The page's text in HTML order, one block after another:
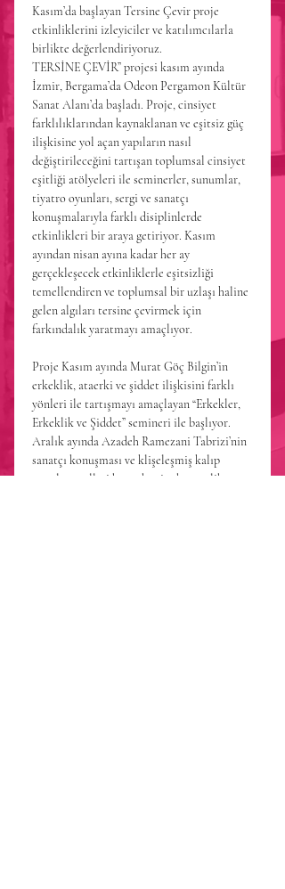
Kasım’da başlayan Tersine Çevir proje
etkinliklerini izleyiciler ve katılımcılarla
birlikte değerlendiriyoruz.
TERSİNE ÇEVİR” projesi kasım ayında
İzmir, Bergama’da Odeon Pergamon Kültür
Sanat Alanı’da başladı. Proje, cinsiyet
farklılıklarından kaynaklanan ve eşitsiz güç
ilişkisine yol açan yapıların nasıl
değiştirileceğini tartışan toplumsal cinsiyet
eşitliği atölyeleri ile seminerler, sunumlar,
tiyatro oyunları, sergi ve sanatçı
konuşmalarıyla farklı disiplinlerde
etkinlikleri bir araya getiriyor. Kasım
ayından nisan ayına kadar her ay
gerçekleşecek etkinliklerle eşitsizliği
temellendiren ve toplumsal bir uzlaşı haline
gelen algıları tersine çevirmek için
farkındalık yaratmayı amaçlıyor.
Proje Kasım ayında Murat Göç Bilgin’in
erkeklik, ataerki ve şiddet ilişkisini farklı
yönleri ile tartışmayı amaçlayan “Erkekler,
Erkeklik ve Şiddet” semineri ile başlıyor.
Aralık ayında Azadeh Ramezani Tabrizi’nin
sanatçı konuşması ve klişeleşmiş kalıp
yargıları, rolleri kırarak eşit ebeveynlik